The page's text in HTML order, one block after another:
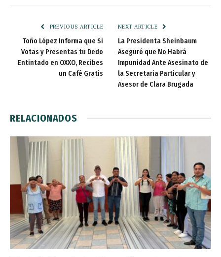
PREVIOUS ARTICLE
Toño López Informa que Si
Votas y Presentas tu Dedo
Entintado en OXXO, Recibes
un Café Gratis
NEXT ARTICLE
La Presidenta Sheinbaum
Aseguró que No Habrá
Impunidad Ante Asesinato de
la Secretaria Particular y
Asesor de Clara Brugada
RELACIONADOS